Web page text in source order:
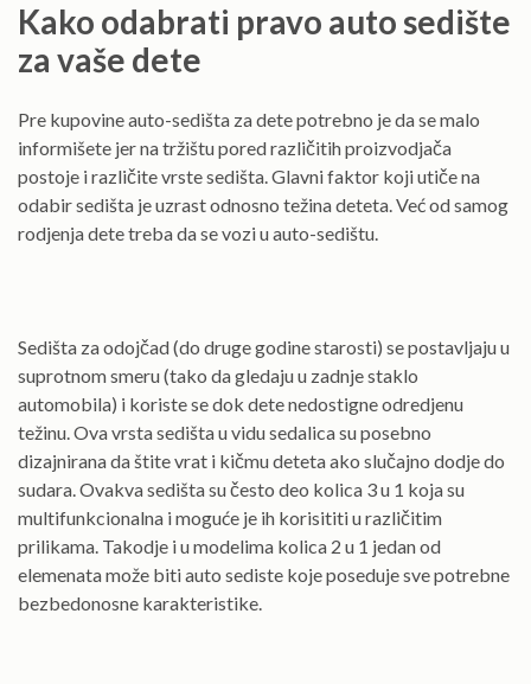
Kako odabrati pravo auto sedište
za vaše dete
Pre kupovine auto-sedišta za dete potrebno je da se malo
informišete jer na tržištu pored različitih proizvodjača
postoje i različite vrste sedišta. Glavni faktor koji utiče na
odabir sedišta je uzrast odnosno težina deteta. Već od samog
rodjenja dete treba da se vozi u auto-sedištu.
Sedišta za odojčad (do druge godine starosti) se postavljaju u
suprotnom smeru (tako da gledaju u zadnje staklo
automobila) i koriste se dok dete nedostigne odredjenu
težinu. Ova vrsta sedišta u vidu sedalica su posebno
dizajnirana da štite vrat i kičmu deteta ako slučajno dodje do
sudara. Ovakva sedišta su često deo kolica 3 u 1 koja su
multifunkcionalna i moguće je ih korisititi u različitim
prilikama. Takodje i u modelima kolica 2 u 1 jedan od
elemenata može biti auto sediste koje poseduje sve potrebne
bezbedonosne karakteristike.